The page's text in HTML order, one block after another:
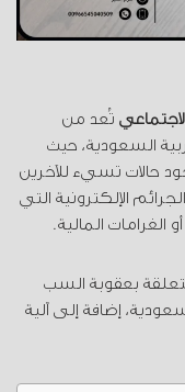
تُعد من
السعودية، حيث
حالات تسيء للآخرين
الإلكترونية التي
المالية.
بعقوبة السب
إضافة إلى آلية